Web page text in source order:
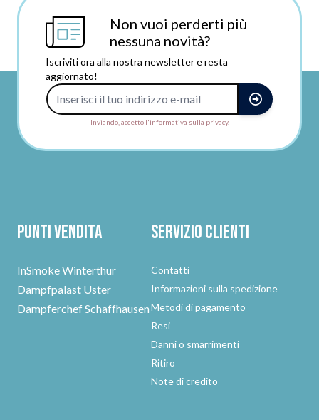
Non vuoi perderti più
nessuna novità?
Iscriviti ora alla nostra newsletter e resta
aggiornato!
Inviando, accetto l'informativa sulla privacy.
Punti vendita
InSmoke Winterthur
Dampfpalast Uster
Dampferchef Schaffhausen
Servizio clienti
Contatti
Informazioni sulla spedizione
Metodi di pagamento
Resi
Danni o smarrimenti
Ritiro
Note di credito